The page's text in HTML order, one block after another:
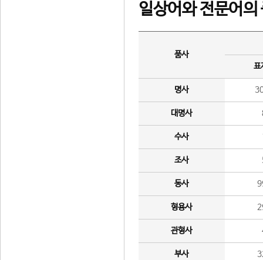
일상어와 전문어의
품사
표
명사
대명사
수사
조사
동사
형용사
관형사
부사